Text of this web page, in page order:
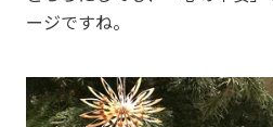
ージですね。